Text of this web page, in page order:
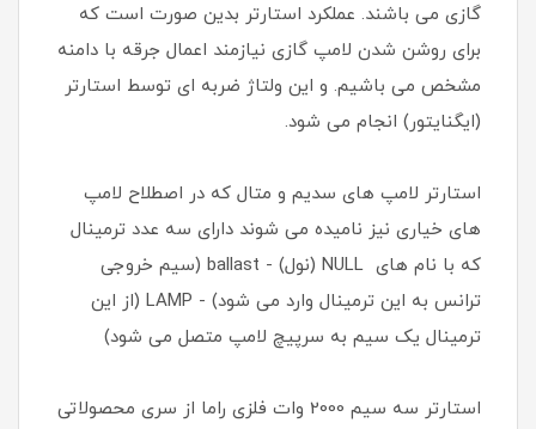
گازی می باشند. عملکرد استارتر بدین صورت است که
برای روشن شدن لامپ گازی نیازمند اعمال جرقه با دامنه
مشخص می باشیم. و این ولتاژ ضربه ای توسط استارتر
(ایگنایتور) انجام می شود.
استارتر لامپ های سدیم و متال که در اصطلاح لامپ
های خیاری نیز نامیده می شوند دارای سه عدد ترمینال
که با نام های NULL (نول) - ballast (سیم خروجی
ترانس به این ترمینال وارد می شود) - LAMP (از این
ترمینال یک سیم به سرپیچ لامپ متصل می شود)
استارتر سه سیم 2000 وات فلزی راما از سری محصولاتی